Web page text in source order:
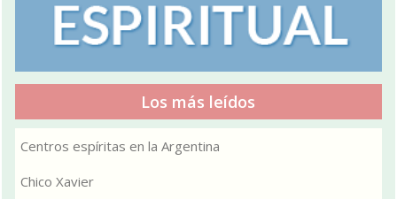
Los más leídos
Centros espíritas en la Argentina
Chico Xavier